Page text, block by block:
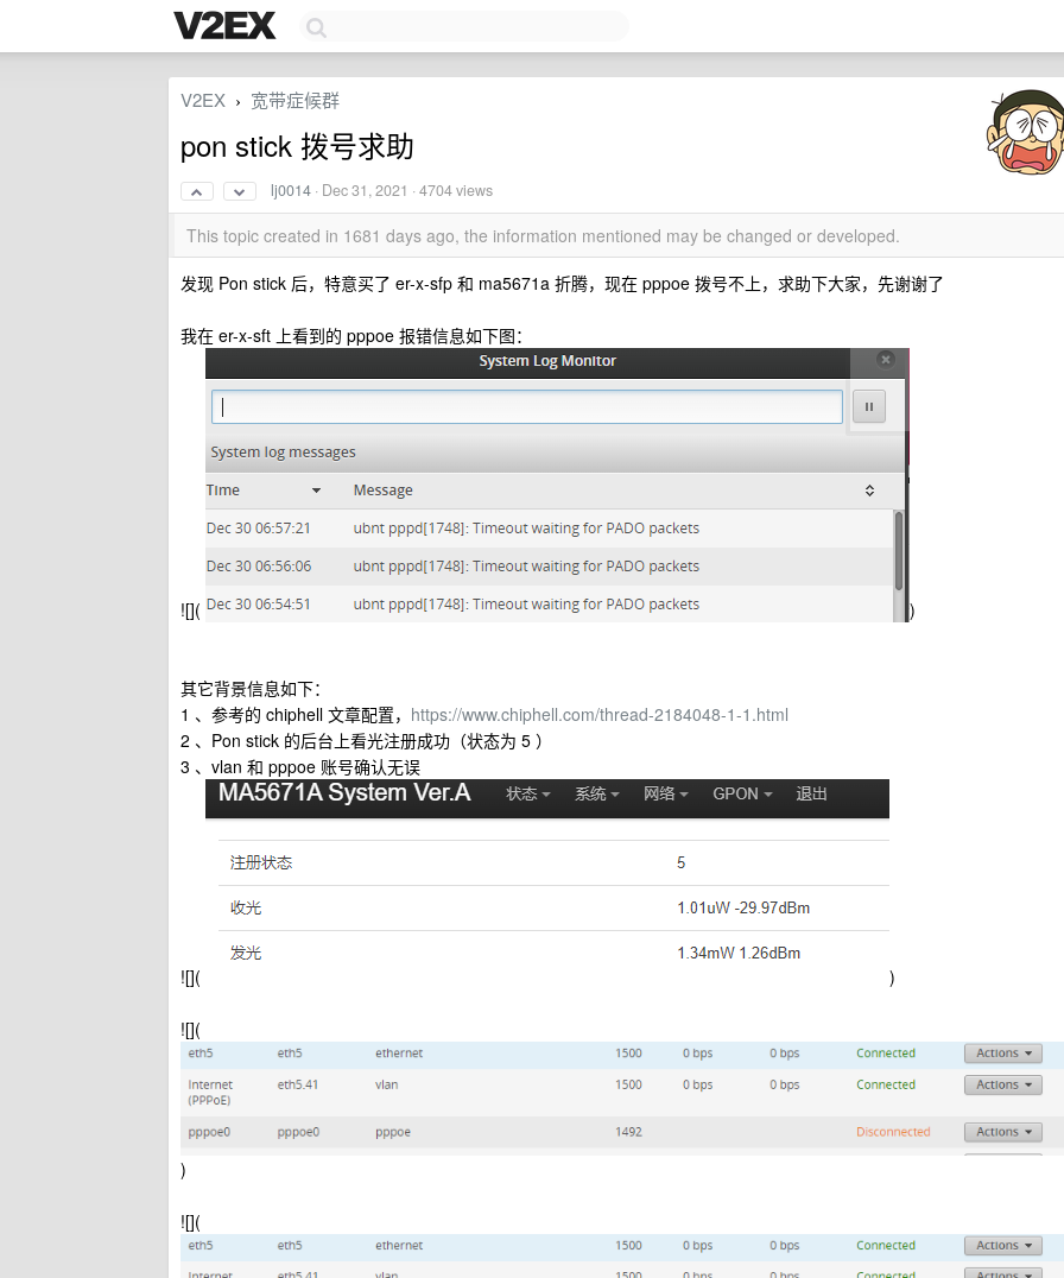
V2EX › 宽带症候群
pon stick 拨号求助
lj0014 · Dec 31, 2021 · 4704 views
This topic created in 1681 days ago, the information mentioned may be changed or developed.
发现 Pon stick 后，特意买了 er-x-sfp 和 ma5671a 折腾，现在 pppoe 拨号不上，求助下大家，先谢谢了
我在 er-x-sft 上看到的 pppoe 报错信息如下图：
![]( )
其它背景信息如下：
1 、参考的 chiphell 文章配置， https://www.chiphell.com/thread-2184048-1-1.html
2 、Pon stick 的后台上看光注册成功（状态为 5 ）
3 、vlan 和 pppoe 账号确认无误
![]( )
![](
)
![](